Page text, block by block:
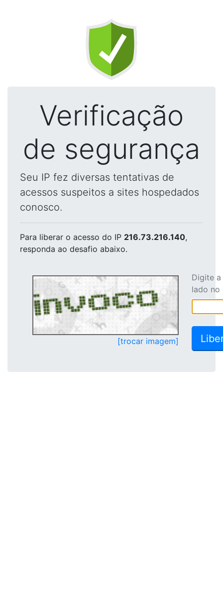
Verificação
de segurança
Seu IP fez diversas tentativas de
acessos suspeitos a sites hospedados
conosco.
Para liberar o acesso do IP 216.73.216.140,
responda ao desafio abaixo.
[trocar imagem]
Digite
lado no